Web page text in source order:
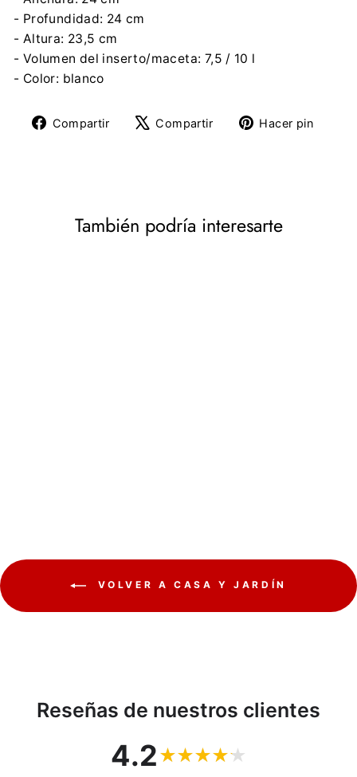
- Profundidad: 24 cm
- Altura: 23,5 cm
- Volumen del inserto/maceta: 7,5 / 10 l
- Color: blanco
Compartir
CompartirCompartir
TuitearHacer pin
También podría interesarte
VOLVER A CASA Y JARDÍN
Reseñas de nuestros clientes
4.2